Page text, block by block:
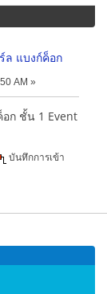
ล แบงก์ค็อก
AM »
ก ชั้น 1 Event
บันทึกการเข้า